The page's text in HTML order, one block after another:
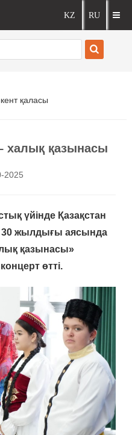
қаласы
халық қазынасы
2025
үйінде Қазақстан
жылдығы аясында
қазынасы»
өтті.